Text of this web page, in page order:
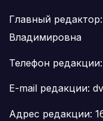
Главный
Владимировна
Телефон
E-mail редакции:
Адрес редакции: